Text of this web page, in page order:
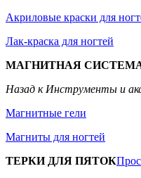
Акриловые краски для
Лак-краска для ногтей
МАГНИТНАЯ
Назад к Инструменты и
Магнитные гели
Магниты для ногтей
ТЕРКИ ДЛЯ ПЯТОК